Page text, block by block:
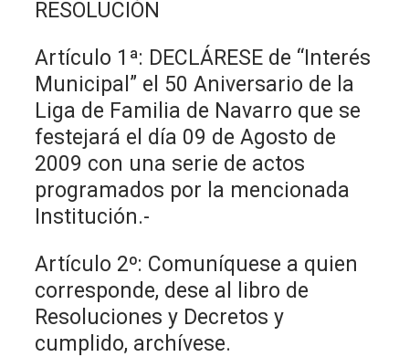
RESOLUCIÓN
Artículo 1ª: DECLÁRESE de “Interés
Municipal” el 50 Aniversario de la
Liga de Familia de Navarro que se
festejará el día 09 de Agosto de
2009 con una serie de actos
programados por la mencionada
Institución.-
Artículo 2º: Comuníquese a quien
corresponde, dese al libro de
Resoluciones y Decretos y
cumplido, archívese.